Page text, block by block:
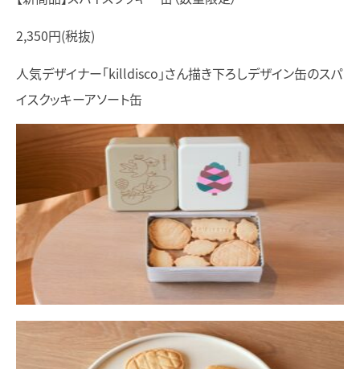
2,350円(税抜)
人気デザイナー「killdisco」さん描き下ろしデザイン缶のスパ
イスクッキーアソート缶